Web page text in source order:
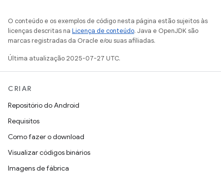
O conteúdo e os exemplos de código nesta página estão sujeitos às
licenças descritas na Licença de conteúdo. Java e OpenJDK são
marcas registradas da Oracle e/ou suas afiliadas.
Última atualização 2025-07-27 UTC.
CRIAR
Repositório do Android
Requisitos
Como fazer o download
Visualizar códigos binários
Imagens de fábrica